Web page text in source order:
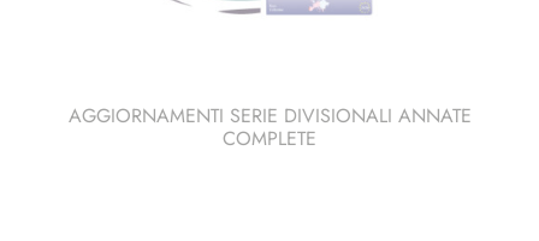
AGGIORNAMENTI SERIE DIVISIONALI ANNATE
COMPLETE